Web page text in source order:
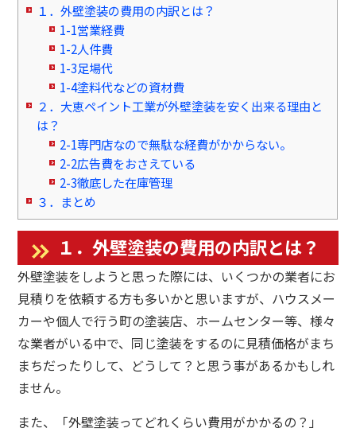
１．外壁塗装の費用の内訳とは？
1-1営業経費
1-2人件費
1-3足場代
1-4塗料代などの資材費
２．大恵ペイント工業が外壁塗装を安く出来る理由と
は？
2-1専門店なので無駄な経費がかからない。
2-2広告費をおさえている
2-3徹底した在庫管理
３．まとめ
１．外壁塗装の費用の内訳とは？
外壁塗装をしようと思った際には、いくつかの業者にお
見積りを依頼する方も多いかと思いますが、ハウスメー
カーや個人で行う町の塗装店、ホームセンター等、様々
な業者がいる中で、同じ塗装をするのに見積価格がまち
まちだったりして、どうして？と思う事があるかもしれ
ません。
また、「外壁塗装ってどれくらい費用がかかるの？」